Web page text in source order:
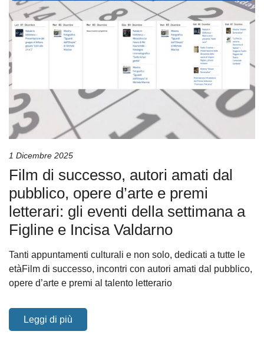
1 Dicembre 2025
Film di successo, autori amati dal
pubblico, opere d’arte e premi
letterari: gli eventi della settimana a
Figline e Incisa Valdarno
Tanti appuntamenti culturali e non solo, dedicati a tutte le
etàFilm di successo, incontri con autori amati dal pubblico,
opere d’arte e premi al talento letterario
Leggi di più